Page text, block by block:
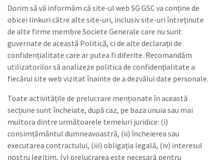
Dorim să vă informăm că site-ul web SG GSC va conține de
obicei linkuri către alte site-uri, inclusiv site-uri întreținute
de alte firme membre Societe Generale care nu sunt
guvernate de această Politică, ci de alte declarații de
confidențialitate care ar putea fi diferite. Recomandăm
utilizatorilor să analizeze politica de confidențialitate a
fiecărui site web vizitat înainte de a dezvălui date personale.
Toate activitățile de prelucrare menționate în această
secțiune sunt încheiate, după caz, pe baza unuia sau mai
multora dintre următoarele temeiuri juridice: (i)
consimțământul dumneavoastră, (ii) încheierea sau
executarea contractului, (iii) obligația legală, (iv) interesul
nostru legitim, (v) prelucrarea este necesară pentru